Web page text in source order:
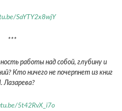
SaYTY2x8wjY
***
работы над собой, глубину и
Кто ничего не почерпнет из книг
Лазарева?
5t42RvX_i7o